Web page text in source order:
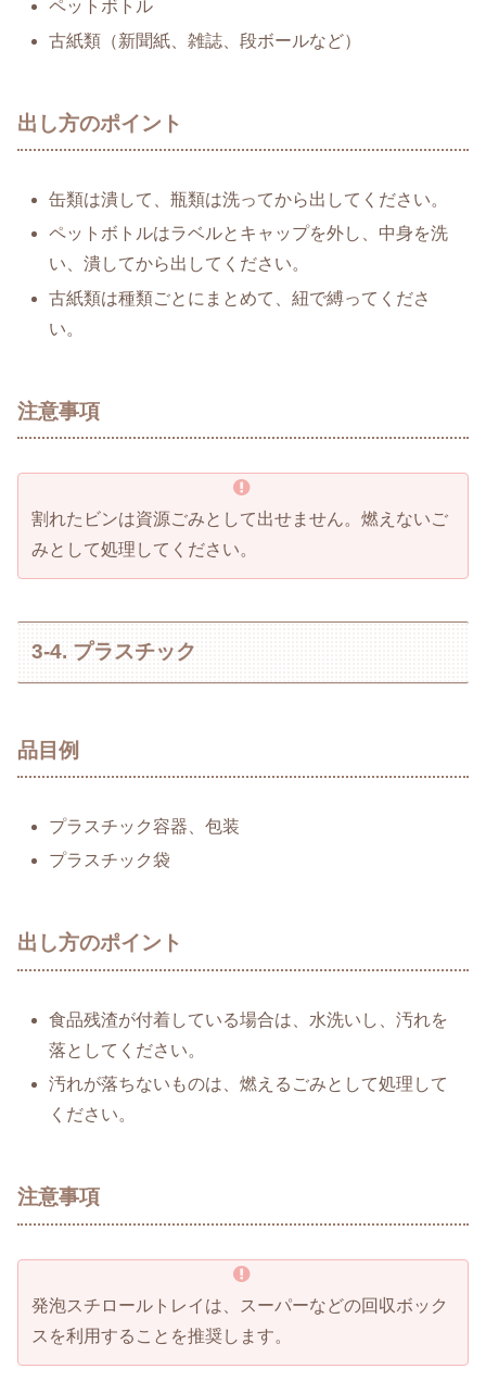
ペットボトル
古紙類（新聞紙、雑誌、段ボールなど）
出し方のポイント
缶類は潰して、瓶類は洗ってから出してください。
ペットボトルはラベルとキャップを外し、中身を洗
い、潰してから出してください。
古紙類は種類ごとにまとめて、紐で縛ってくださ
い。
注意事項
割れたビンは資源ごみとして出せません。燃えないご
みとして処理してください。
3-4. プラスチック
品目例
プラスチック容器、包装
プラスチック袋
出し方のポイント
食品残渣が付着している場合は、水洗いし、汚れを
落としてください。
汚れが落ちないものは、燃えるごみとして処理して
ください。
注意事項
発泡スチロールトレイは、スーパーなどの回収ボック
スを利用することを推奨します。